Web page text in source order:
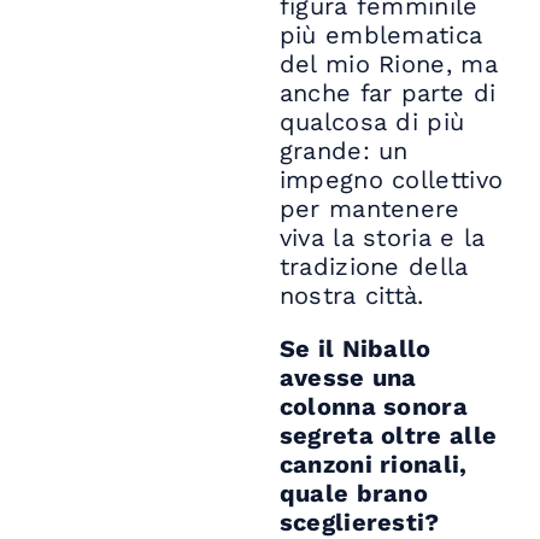
figura femminile
più emblematica
del mio Rione, ma
anche far parte di
qualcosa di più
grande: un
impegno collettivo
per mantenere
viva la storia e la
tradizione della
nostra città.
Se il Niballo
avesse una
colonna sonora
segreta oltre alle
canzoni rionali,
quale brano
sceglieresti?